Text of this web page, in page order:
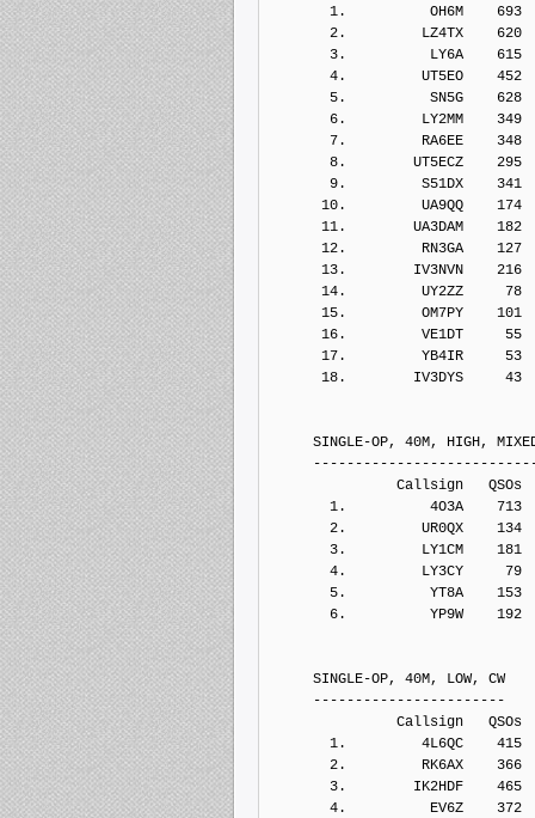
1.          OH6M    693
2.         LZ4TX    620
3.          LY6A    615
4.         UT5EO    452
5.          SN5G    628
6.         LY2MM    349
7.         RA6EE    348
8.        UT5ECZ    295
9.         S51DX    341
10.         UA9QQ    174
11.        UA3DAM    182
12.         RN3GA    127
13.        IV3NVN    216
14.         UY2ZZ     78
15.         OM7PY    101
16.         VE1DT     55
17.         YB4IR     53
18.        IV3DYS     43
SINGLE-OP, 40M, HIGH,
Callsign   QSOs  Points
1.          4O3A    713
2.         UR0QX    134
3.         LY1CM    181
4.         LY3CY     79
5.          YT8A    153
6.          YP9W    192
SINGLE-OP, 40M, LOW, CW
-----------------------
Callsign   QSOs  Points
1.         4L6QC    415
2.         RK6AX    366
3.        IK2HDF    465
4.          EV6Z    372